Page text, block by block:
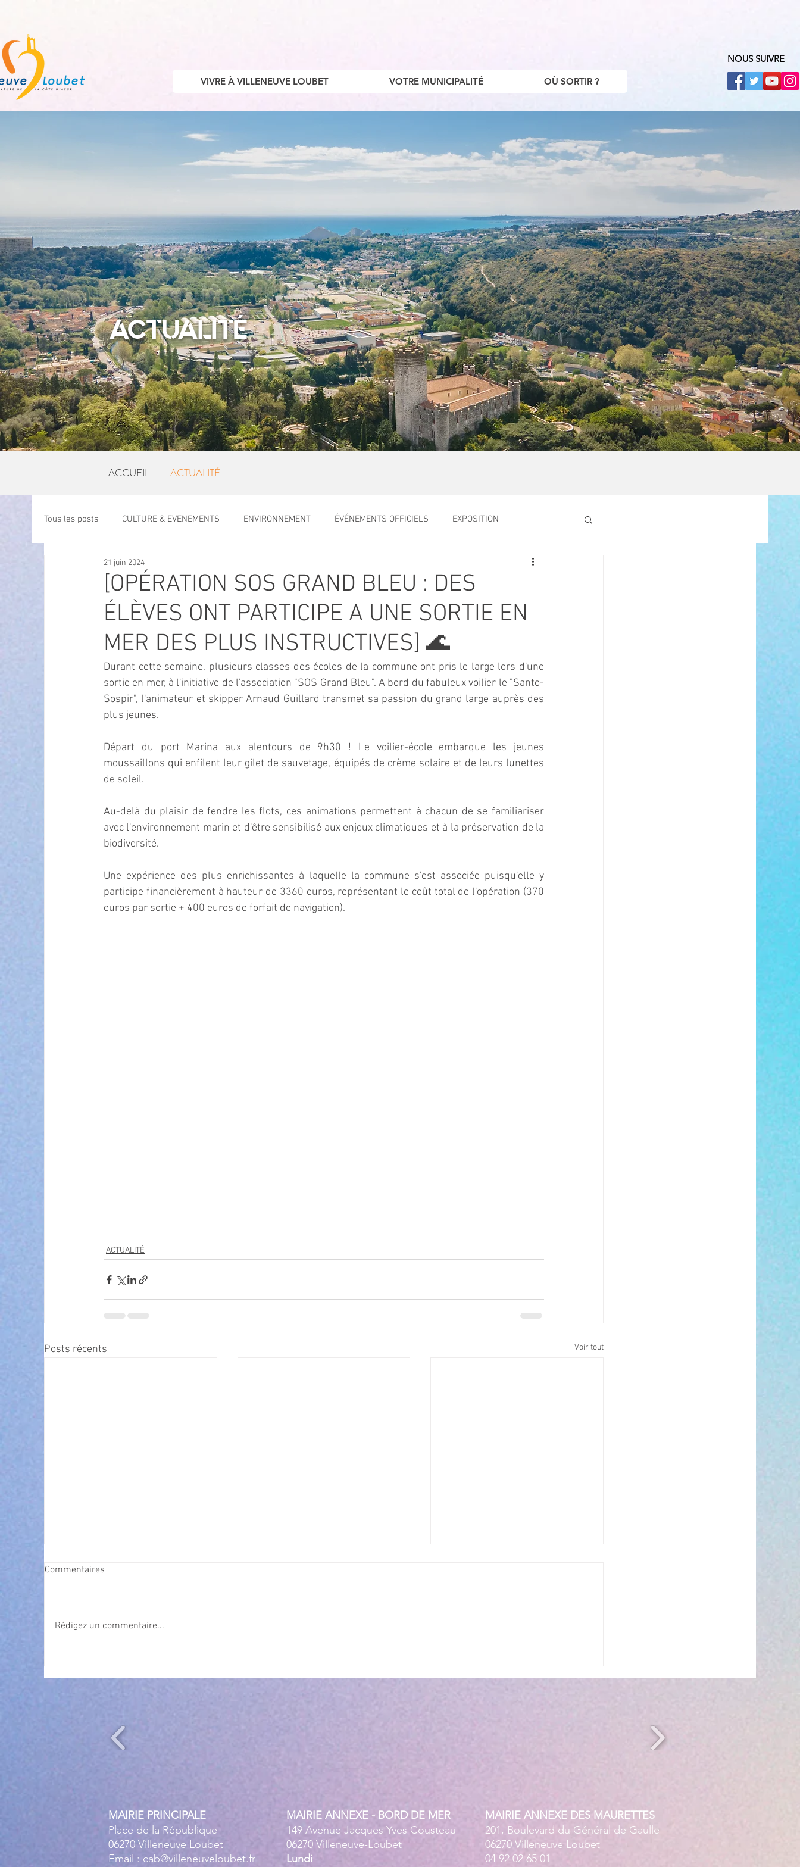
VIVRE À VILLENEUVE LOUBET VOTRE MUNICIPALITÉ OÙ SORTIR ?
NOUS SUIVRE
ACTUALITÉ
ACCUEIL ACTUALITÉ
Tous les posts CULTURE & EVENEMENTS ENVIRONNEMENT ÉVÉNEMENTS OFFICIELS EXPOSITION
OFFRES D'EMPLOI
ECONOMIE ECO MOBILITE PETITE ENFANCE TOURISME ARCHIVES ET PATRIMOINE
Instruction Publique & Familles PRESSE TRANSPORT SENIORS Activité culture & musique
FETES & MANIFESTATIONS
POLE CULTUREL AUGUSTE ESCOFFIER Science
[OPÉRATION SOS GRAND BLEU : DES
ÉLÈVES ONT PARTICIPE A UNE SORTIE EN
MER DES PLUS INSTRUCTIVES] 🌊
21 juin 2024
Durant cette semaine, plusieurs classes des écoles de la commune ont pris le large lors d'une
sortie en mer, à l'initiative de l'association "SOS Grand Bleu". A bord du fabuleux voilier le "Santo-
Sospir", l'animateur et skipper Arnaud Guillard transmet sa passion du grand large auprès des
plus jeunes.
Départ du port Marina aux alentours de 9h30 ! Le voilier-école embarque les jeunes
moussaillons qui enfilent leur gilet de sauvetage, équipés de crème solaire et de leurs lunettes
de soleil.
Au-delà du plaisir de fendre les flots, ces animations permettent à chacun de se familiariser
avec l'environnement marin et d'être sensibilisé aux enjeux climatiques et à la préservation de la
biodiversité.
Une expérience des plus enrichissantes à laquelle la commune s'est associée puisqu'elle y
participe financièrement à hauteur de 3360 euros, représentant le coût total de l'opération (370
euros par sortie + 400 euros de forfait de navigation).
ACTUALITÉ
Posts récents Voir tout
Villeneuve Loubet ! ☀️🎤
Commentaires
Rédigez un commentaire...
MAIRIE PRINCIPALE
Place de la République
06270 Villeneuve Loubet
Email : cab@villeneuveloubet.fr
MAIRIE ANNEXE - BORD DE MER
149 Avenue Jacques Yves Cousteau
06270 Villeneuve-Loubet
Lundi
MAIRIE ANNEXE DES MAURETTES
201, Boulevard du Général de Gaulle
06270 Villeneuve Loubet
04 92 02 65 01